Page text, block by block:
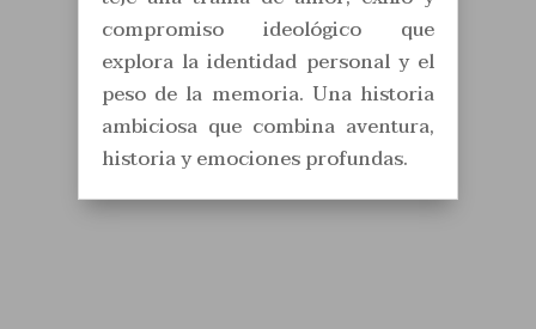
compromiso ideológico que
explora la identidad personal y el
peso de la memoria. Una historia
ambiciosa que combina aventura,
historia y emociones profundas.